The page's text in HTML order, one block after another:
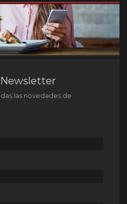
las novedades de